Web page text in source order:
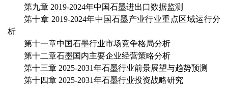
第九章 2019-2024年中国石墨进出口数据监测
第十章 2019-2024年中国石墨产业行业重点区域运行分
析
第十一章中国石墨行业市场竞争格局分析
第十二章石墨国内主要企业经营策略分析
第十三章 2025-2031年石墨行业前景展望与趋势预测
第十四章 2025-2031年石墨行业投资战略研究